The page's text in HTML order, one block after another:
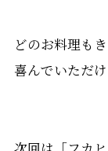
どのお料理も
喜んでいただ